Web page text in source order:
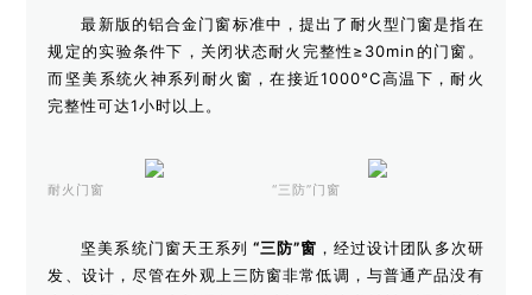
最新版的铝合金门窗标准中，提出了耐火型门窗是指在
规定的实验条件下，关闭状态耐火完整性≥30min的门窗。
而坚美系统火神系列耐火窗，在接近1000°C高温下 ，耐火
完整性可达1小时以上 。
耐火门窗 “三防”门窗
坚美系统门窗天王系列 “三防”窗 ，经过设计团队多次研
发、设计，尽管在外观上三防窗非常低调，与普通产品没有